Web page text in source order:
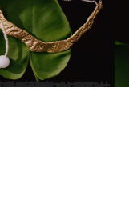
ジュエリー、カレワラの魅力 マリメッコとのコラボコレクション新作も発売
＆ エッセイ